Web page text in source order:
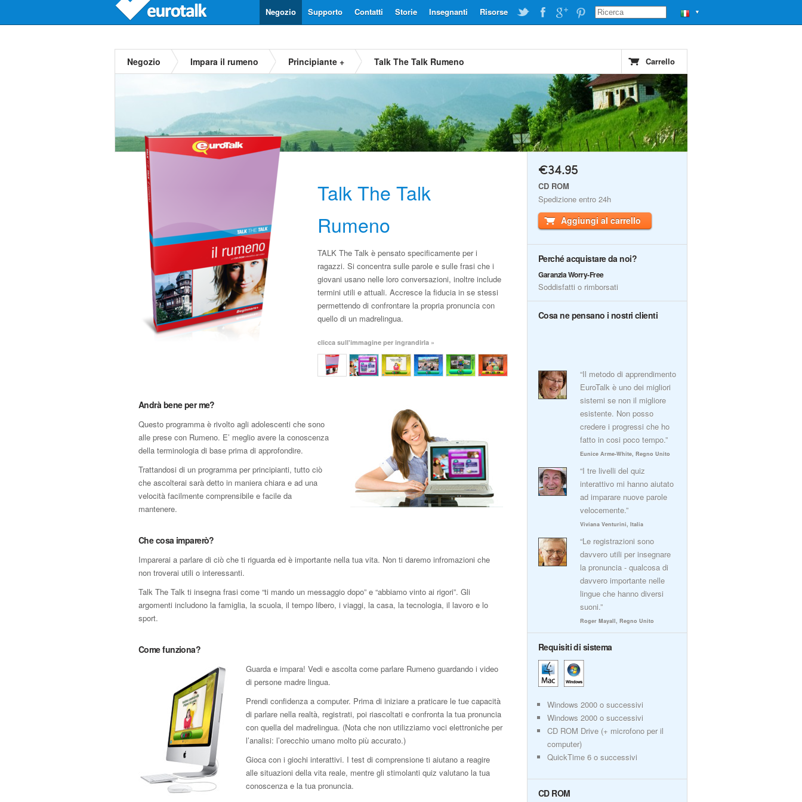
▼
Risorse
Insegnanti
Storie
Contatti
Supporto
Negozio
Negozio Impara il rumeno Principiante + Talk The Talk Rumeno Carrello
Talk The Talk
Rumeno
TALK The Talk è pensato specificamente per i
ragazzi. Si concentra sulle parole e sulle frasi che i
giovani usano nelle loro conversazioni, inoltre include
termini utili e attuali. Accresce la fiducia in se stessi
permettendo di confrontare la propria pronuncia con
quello di un madrelingua.
clicca sull'immagine per ingrandirla »
Andrà bene per me?
Questo programma è rivolto agli adolescenti che sono
alle prese con Rumeno. E’ meglio avere la conoscenza
della terminologia di base prima di approfondire.
Trattandosi di un programma per principianti, tutto ciò
che ascolterai sarà detto in maniera chiara e ad una
velocità facilmente comprensibile e facile da
mantenere.
Che cosa imparerò?
Imparerai a parlare di ciò che ti riguarda ed è importante nella tua vita. Non ti daremo infromazioni che
non troverai utili o interessanti.
Talk The Talk ti insegna frasi come “ti mando un messaggio dopo” e “abbiamo vinto ai rigori”. Gli
argomenti includono la famiglia, la scuola, il tempo libero, i viaggi, la casa, la tecnologia, il lavoro e lo
sport.
Come funziona?
Guarda e impara! Vedi e ascolta come parlare Rumeno guardando i video
di persone madre lingua.
Prendi confidenza a computer. Prima di iniziare a praticare le tue capacità
di parlare nella realtà, registrati, poi riascoltati e confronta la tua pronuncia
con quella del madrelingua. (Nota che non utilizziamo voci elettroniche per
l’analisi: l’orecchio umano molto più accurato.)
Gioca con i giochi interattivi. I test di comprensione ti aiutano a reagire
alle situazioni della vita reale, mentre gli stimolanti quiz valutano la tua
conoscenza e la tua pronuncia.
€34.95
CD ROM
Spedizione entro 24h
Aggiungi al carrello
Perché acquistare da noi?
Garanzia Worry-Free
Soddisfatti o rimborsati
Cosa ne pensano i nostri clienti
“Il metodo di apprendimento
EuroTalk è uno dei migliori
sistemi se non il migliore
esistente. Non posso
credere i progressi che ho
fatto in cosi poco tempo.”
Eunice Arme-White, Regno Unito
“I tre livelli del quiz
interattivo mi hanno aiutato
ad imparare nuove parole
velocemente.”
Viviana Venturini, Italia
“Le registrazioni sono
davvero utili per insegnare
la pronuncia - qualcosa di
davvero importante nelle
lingue che hanno diversi
suoni.”
Roger Mayall, Regno Unito
Requisiti di sistema
Windows 2000 o successivi
Windows 2000 o successivi
CD ROM Drive (+ microfono per il
computer)
QuickTime 6 o successivi
CD ROM